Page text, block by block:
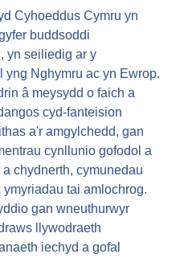
Cyhoeddus Cymru yn
buddsoddi
yn seiliedig ar y
yng Nghymru ac yn Ewrop.
â meysydd o faich a
cyd-fanteision
a'r amgylchedd, gan
cynllunio gofodol a
chydnerth, cymunedau
tai amlochrog.
gan wneuthurwyr
llywodraeth
iechyd a gofal